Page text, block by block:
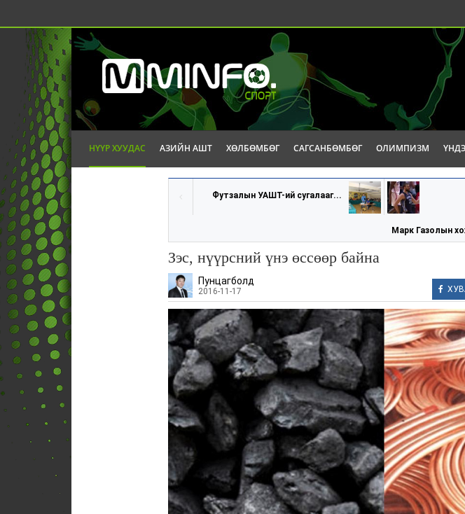
НҮҮР ХУУДАС АЗИЙН АШТ ХӨЛБӨМБӨГ САГСАНБӨМБӨГ ОЛИМПИЗМ
Футзалын УАШТ-ий сугалааг...
Марк Газолын
Зэс, нүүрсний үнэ өссөөр байна
Пунцагболд
2016-11-17